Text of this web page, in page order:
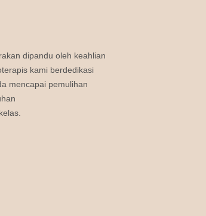
dipandu oleh keahlian
kami berdedikasi
mencapai pemulihan